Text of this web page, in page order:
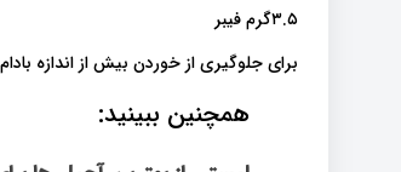
۳.۵گرم فیبر
برای جلوگیری از خوردن بیش از اندازه
همچنین ببینید: